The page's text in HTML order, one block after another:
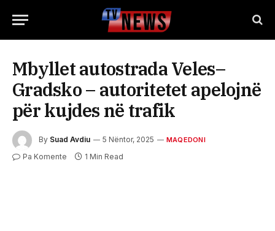
Mbyllet autostrada Veles–
Gradsko – autoritetet apelojnë
për kujdes në trafik
By Suad Avdiu 5 Nëntor, 2025 MAQEDONI
Pa Komente 1 Min Read